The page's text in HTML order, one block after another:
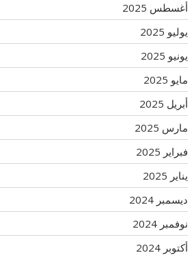
أغسطس 2025
يوليو 2025
يونيو 2025
مايو 2025
أبريل 2025
مارس 2025
فبراير 2025
يناير 2025
ديسمبر 2024
نوفمبر 2024
أكتوبر 2024